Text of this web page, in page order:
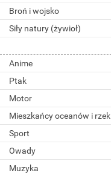
Broń i wojsko
Siły natury (żywioł)
Anime
Ptak
Motor
Mieszkańcy oceanów i rzek
Sport
Owady
Muzyka